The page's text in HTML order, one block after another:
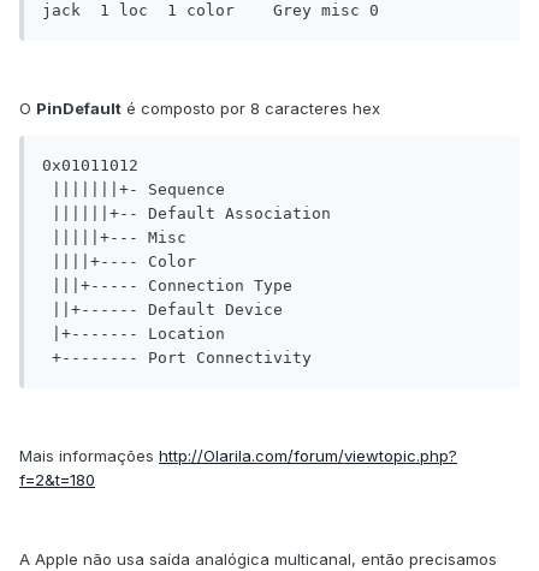
jack  1 loc  1 color	Grey misc 0
O PinDefault é composto por 8 caracteres hex
0x01011012
+-------- Port Connectivity
Mais informações http://Olarila.com/forum/viewtopic.php?
f=2&t=180
A Apple não usa saída analógica multicanal, então precisamos